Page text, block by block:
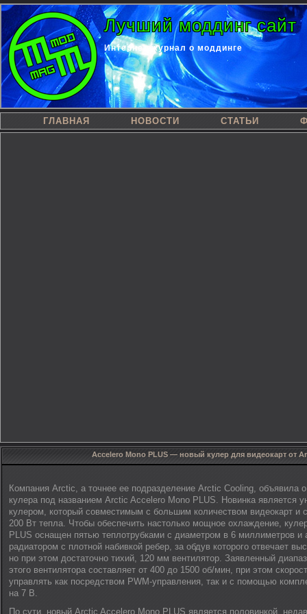
Лучший моддинг сайт
Интернет-журнал о моддинге
ГЛАВНАЯ НОВОСТИ СТАТЬИ
Accelero Mono PLUS — новый кулер для видеокарт от
Компания Arctic, а точнее ее подразделение Arctic Cooling, объявила
кулера под названием Arctic Accelero Mono PLUS. Новинка является
кулером, который совместимым с большим количеством видеокарт и
200 Вт тепла. Чтобы обеспечить настолько мощное охлаждение,
PLUS оснащен пятью теплотрубками с диаметром в 6 миллиметров
радиатором с плотной набивкой ребер, за обдув которого отвечает
но при этом достаточно тихий, 120 мм вентилятор. Заявленный
этого вентилятора составляет от 400 до 1500 об/мин, при этом
управлять как посредством PWM-управления, так и с помощью
на 7 В.
По сути, новый Arctic Accelero Mono PLUS является половинкой,